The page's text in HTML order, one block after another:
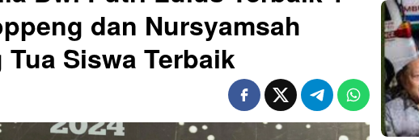
dan Nursyamsah
Siswa Terbaik